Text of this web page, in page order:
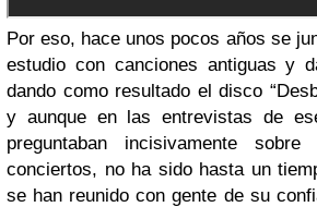
Por eso, hace unos pocos años se
estudio con canciones antiguas y
dando como resultado el disco
y aunque en las entrevistas de
preguntaban incisivamente
conciertos, no ha sido hasta un
se han reunido con gente de su